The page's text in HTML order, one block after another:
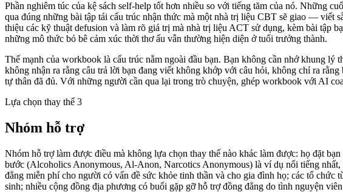
Phần nghiêm túc của kệ sách self-help tốt hơn nhiều so với tiếng tăm của nó. Những
qua đúng những bài tập tái cấu trúc nhận thức mà một nhà trị liệu CBT sẽ giao — viết
thiệu các kỹ thuật defusion và làm rõ giá trị mà nhà trị liệu ACT sử dụng, kèm bài tập
những mô thức bỏ bê cảm xúc thời thơ ấu vẫn thường hiện diện ở tuổi trưởng thành.
Thế mạnh của workbook là cấu trúc nằm ngoài đầu bạn. Bạn không cần nhớ khung
không nhận ra rằng câu trả lời bạn đang viết không khớp với câu hỏi, không chỉ ra
tự thân đã đủ. Với những người cần qua lại trong trò chuyện, ghép workbook với AI
Lựa chọn thay thế 3
Nhóm hỗ trợ
Nhóm hỗ trợ làm được điều mà không lựa chọn thay thế nào khác làm được: họ đặt
bước (Alcoholics Anonymous, Al-Anon, Narcotics Anonymous) là ví dụ nổi tiếng
đẳng miễn phí cho người có vấn đề sức khỏe tinh thần và cho gia đình họ; các tổ
sinh; nhiều cộng đồng địa phương có buổi gặp gỡ hỗ trợ đồng đẳng do tình nguyện